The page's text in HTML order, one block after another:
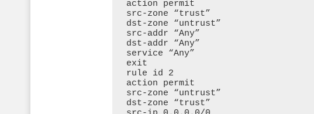
action permit
src-zone “trust”
dst-zone “untrust”
src-addr “Any”
dst-addr “Any”
service “Any”
exit
rule id 2
action permit
src-zone “untrust”
dst-zone “trust”